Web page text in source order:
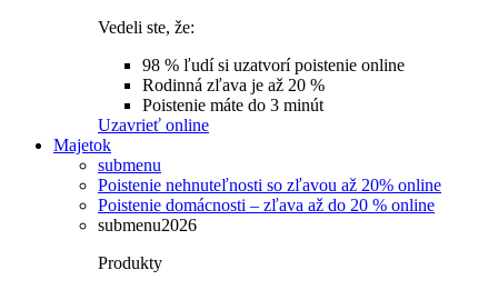
Vedeli ste, že:
98 % ľudí si uzatvorí poistenie online
Rodinná zľava je až 20 %
Poistenie máte do 3 minút
Uzavrieť online
Majetok
submenu
Poistenie nehnuteľnosti so zľavou až 20% online
Poistenie domácnosti – zľava až do 20 % online
submenu2026
Produkty